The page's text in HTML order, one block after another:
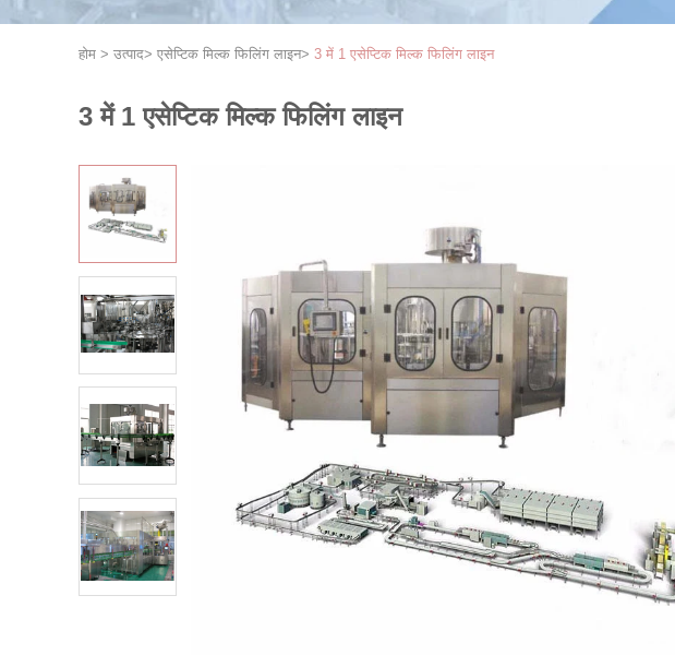
होम > उत्पाद> एसेप्टिक मिल्क फिलिंग लाइन> 3 में 1 एसेप्टिक मिल्क फिलिंग लाइन
3 में 1 एसेप्टिक मिल्क फिलिंग लाइन